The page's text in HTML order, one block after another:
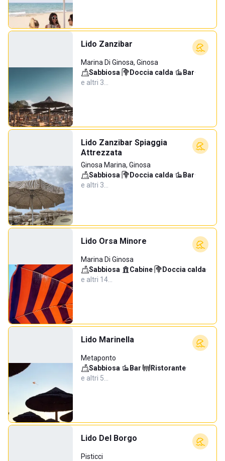
Lido Zanzibar
Marina Di Ginosa, Ginosa
Sabbiosa· Doccia calda· Bar·
e altri 3…
Lido Zanzibar Spiaggia
Attrezzata
Ginosa Marina, Ginosa
Sabbiosa· Doccia calda· Bar·
e altri 3…
Lido Orsa Minore
Marina Di Ginosa
Sabbiosa· Cabine· Doccia calda·
e altri 14…
Lido Marinella
Metaponto
Sabbiosa· Bar· Ristorante·
e altri 5…
Lido Del Borgo
Pisticci